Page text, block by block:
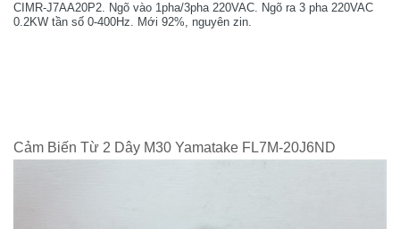
CIMR-J7AA20P2. Ngõ vào 1pha/3pha 220VAC. Ngõ ra 3 pha 220VAC
0.2KW tần số 0-400Hz. Mới 92%, nguyên zin.
Cảm Biến Từ 2 Dây M30 Yamatake FL7M-20J6ND